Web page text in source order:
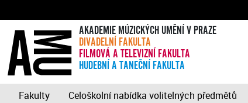
AKADEMIE MÚZICKÝCH UMĚNÍ V PRAZE
DIVADELNÍ FAKULTA
FILMOVÁ A TELEVIZNÍ FAKULTA
HUDEBNÍ A TANEČNÍ FAKULTA
Fakulty Celoškolní nabídka volitelných předmětů